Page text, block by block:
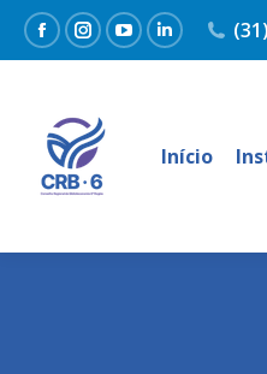
FacebookInstagram
YouTubeLinkedin
Início